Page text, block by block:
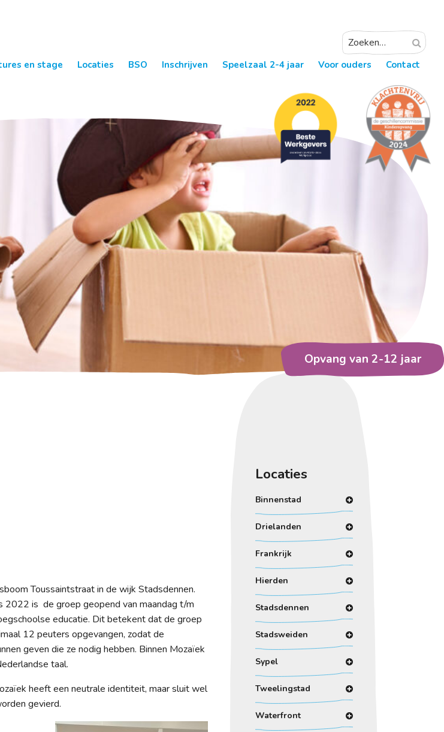
en stage Locaties BSO Inschrijven Speelzaal 2-4 jaar Voor ouders Contact
Opvang van 2-12 jaar
Toussaintstraat in de wijk Stadsdennen.
2022 is de groep geopend van maandag t/m
educatie. Dit betekent dat de groep
12 peuters opgevangen, zodat de
geven die ze nodig hebben. Binnen Mozaïek
taal.
heeft een neutrale identiteit, maar sluit wel
gevierd.
Locaties
Binnenstad
Drielanden
Frankrijk
Hierden
Stadsdennen
Stadsweiden
Sypel
Tweelingstad
Waterfront